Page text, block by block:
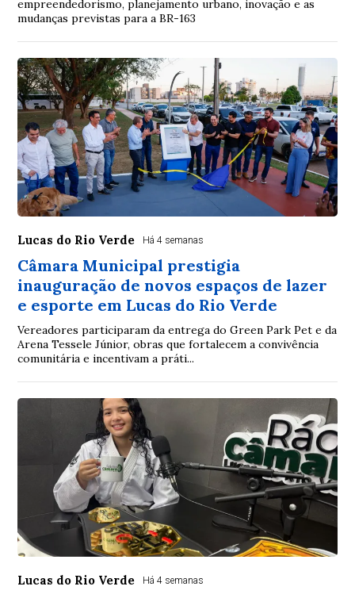
empreendedorismo, planejamento urbano, inovação e as
mudanças previstas para a BR-163
Lucas do Rio Verde Há 4 semanas
Câmara Municipal prestigia
inauguração de novos espaços de lazer
e esporte em Lucas do Rio Verde
Vereadores participaram da entrega do Green Park Pet e da
Arena Tessele Júnior, obras que fortalecem a convivência
comunitária e incentivam a práti...
Lucas do Rio Verde Há 4 semanas